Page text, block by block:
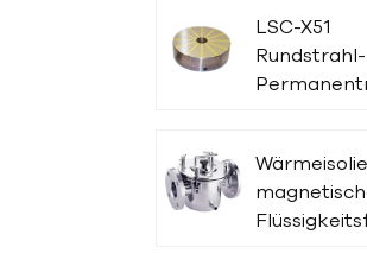
LSC-X51
Rundstrahl-